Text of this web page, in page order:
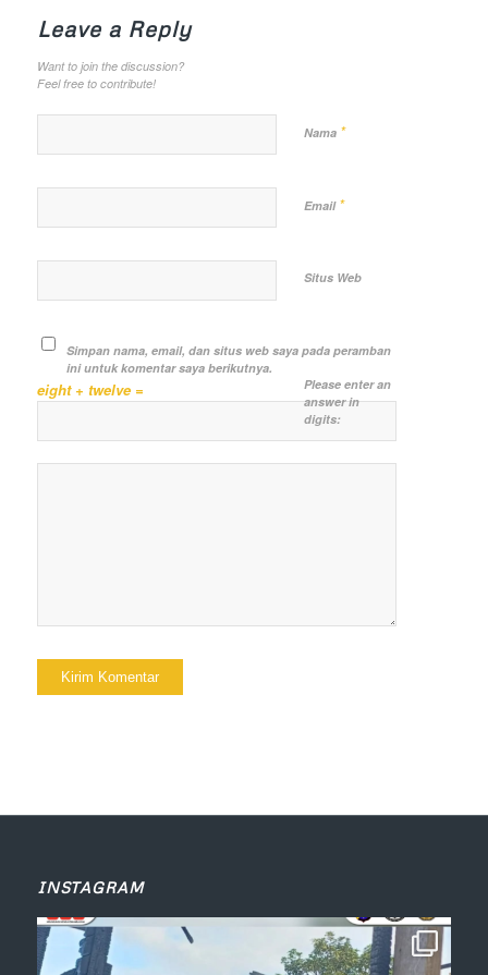
Leave a Reply
Want to join the discussion?
Feel free to contribute!
Nama *
Email *
Situs Web
Simpan nama, email, dan situs web saya pada peramban
ini untuk komentar saya berikutnya.
Please enter an
answer in
digits:
eight + twelve =
INSTAGRAM